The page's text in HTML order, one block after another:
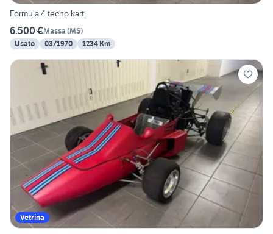
Formula 4 tecno kart
6.500 €Massa (MS)
Usato
03/1970 1234 Km
Vetrina